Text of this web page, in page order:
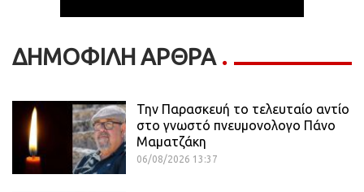
ΔΗΜΟΦΙΛΗ ΑΡΘΡΑ
Την Παρασκευή το τελευταίο αντίο
στο γνωστό πνευμονολογο Πάνο
Μαματζάκη
06/08/2026 13:37